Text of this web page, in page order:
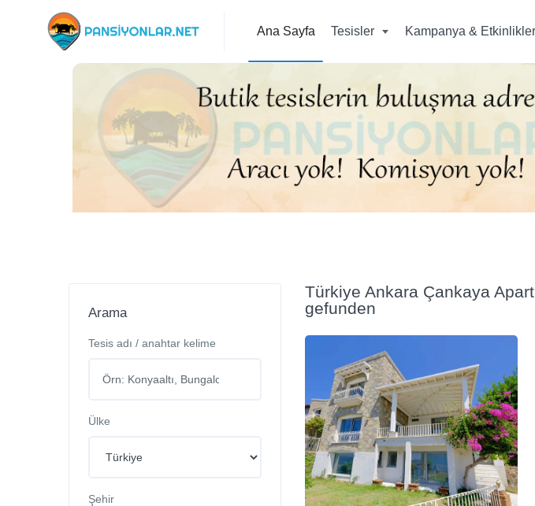
Ana Sayfa Tesisler Kampanya & Etkinlikler
Arama
Tesis adı / anahtar kelime
Ülke
Şehir
Türkiye Ankara Çankaya
gefunden